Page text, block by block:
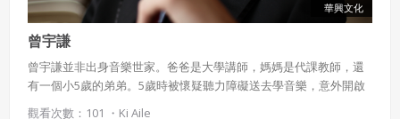
華興文化
曾宇謙
曾宇謙並非出身音樂世家。爸爸是大學講師，媽媽是代課教師，還
有一個小5歲的弟弟。5歲時被懷疑聽力障礙送去學音樂，意外開啟
音樂之路，但一年上百萬的學琴費用，對家裡是沉重負擔。曾爸爸
觀看次數：101 ・ Ki Aile